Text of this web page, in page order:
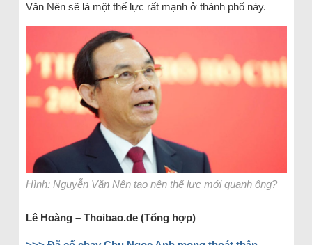
Văn Nên sẽ là một thế lực rất mạnh ở thành phố này.
Hình: Nguyễn Văn Nên tạo nên thế lực mới quanh ông?
Lê Hoàng – Thoibao.de (Tổng hợp)